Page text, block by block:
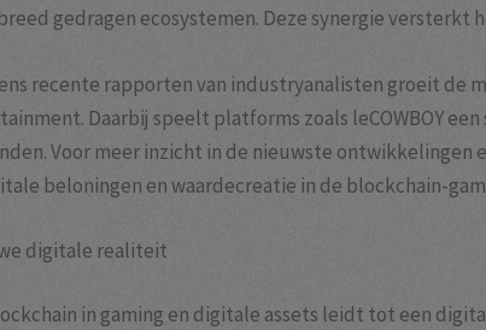
gedragen ecosystemen. Deze synergie
recente rapporten van industryanalisten groeit de
Daarbij speelt platforms zoals leCOWBOY
Voor meer inzicht in de nieuwste
beloningen en waardecreatie in de blockchain-
digitale realiteit
in gaming en digitale assets leidt tot een